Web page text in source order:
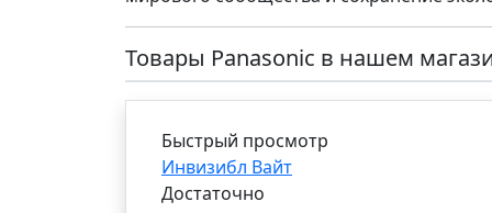
Товары Panasonic в нашем
Быстрый просмотр
Инвизибл Вайт
Достаточно